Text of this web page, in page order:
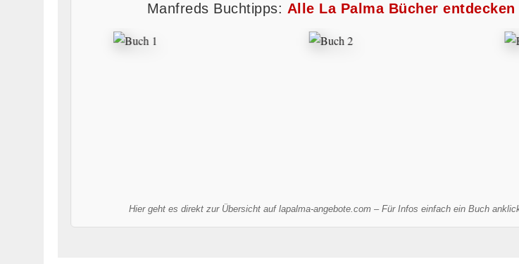
Manfreds Buchtipps: Alle La Palma Bücher entdecken
Hier geht es direkt zur Übersicht auf lapalma-angebote.com – Für Infos einfach ein Buch